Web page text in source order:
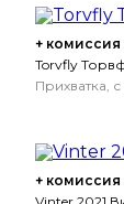
+ комиссия
Torvfly
Прихватка,
+ комиссия